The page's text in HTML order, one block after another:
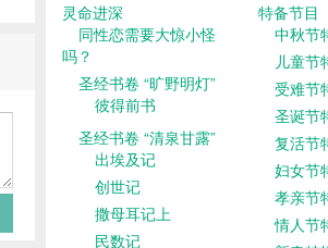
灵命进深
同性恋需要大惊小怪
吗？
圣经书卷 “旷野明灯”
彼得前书
圣经书卷 “清泉甘露”
出埃及记
创世记
撒母耳记上
民数记
特备节目
中秋节
儿童节
受难节
圣诞节
复活节
妇女节
孝亲节
情人节